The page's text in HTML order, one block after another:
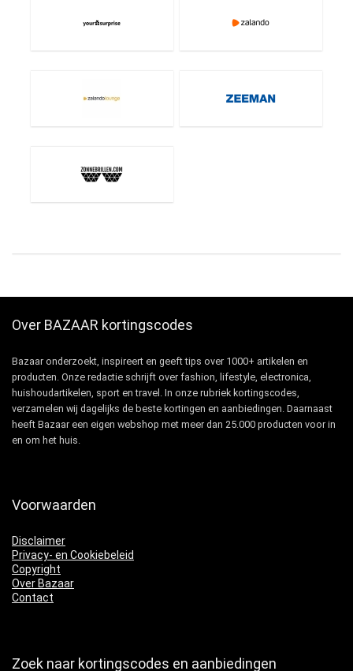
Over BAZAAR kortingscodes
Bazaar onderzoekt, inspireert en geeft tips over 1000+ artikelen en
producten. Onze redactie schrijft over fashion, lifestyle, electronica,
huishoudartikelen, sport en travel. In onze rubriek kortingscodes,
verzamelen wij dagelijks de beste kortingen en aanbiedingen. Daarnaast
heeft Bazaar een eigen webshop met meer dan 25.000 producten voor in
en om het huis.
Voorwaarden
Disclaimer
Privacy- en Cookiebeleid
Copyright
Over Bazaar
Contact
Zoek naar kortingscodes en aanbiedingen